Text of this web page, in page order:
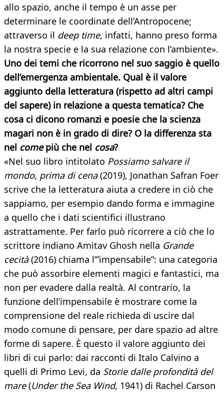
allo spazio, anche il tempo è un asse per
determinare le coordinate dell’Antropocene;
attraverso il deep time, infatti, hanno preso forma
la nostra specie e la sua relazione con l’ambiente».
Uno dei temi che ricorrono nel suo saggio è quello
dell’emergenza ambientale. Qual è il valore
aggiunto della letteratura (rispetto ad altri campi
del sapere) in relazione a questa tematica? Che
cosa ci dicono romanzi e poesie che la scienza
magari non è in grado di dire? O la differenza sta
nel comepiù che nel cosa?
«Nel suo libro intitolato Possiamo salvare il
mondo, prima di cena(2019), Jonathan Safran Foer
scrive che la letteratura aiuta a credere in ciò che
sappiamo, per esempio dando forma e immagine
a quello che i dati scientifici illustrano
astrattamente. Per farlo può ricorrere a ciò che lo
scrittore indiano Amitav Ghosh nella Grande
cecità(2016) chiama l’”impensabile”: una categoria
che può assorbire elementi magici e fantastici, ma
non per evadere dalla realtà. Al contrario, la
funzione dell’impensabile è mostrare come la
comprensione del reale richieda di uscire dal
modo comune di pensare, per dare spazio ad altre
forme di sapere. È questo il valore aggiunto dei
libri di cui parlo: dai racconti di Italo Calvino a
quelli di Primo Levi, da Storie dalle profondità del
mare(Under the Sea Wind, 1941) di Rachel Carson